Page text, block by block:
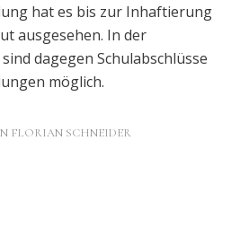
hat es bis zur Inhaftierung
ausgesehen. In der
dagegen Schulabschlüsse
möglich.
FLORIAN SCHNEIDER